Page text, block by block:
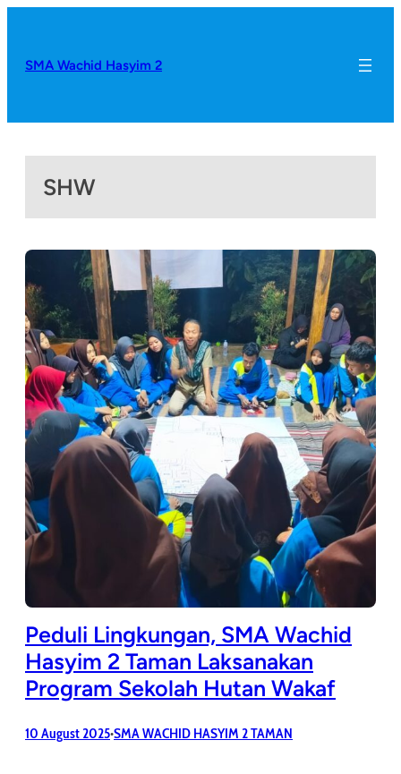
SMA Wachid Hasyim 2
SHW
Peduli Lingkungan, SMA Wachid
Hasyim 2 Taman Laksanakan
Program Sekolah Hutan Wakaf
10 August 2025•SMA WACHID HASYIM 2 TAMAN